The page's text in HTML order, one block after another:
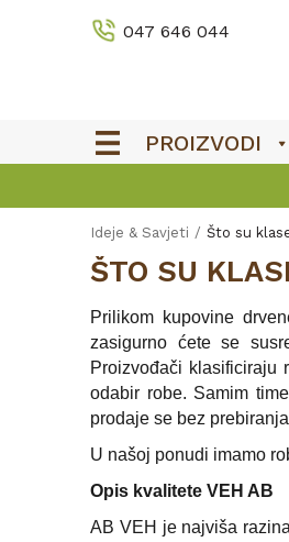
047 646 044
PROIZVODI
Ideje & Savjeti Što su
ŠTO SU
Prilikom kupovine
zasigurno ćete se
Proizvođači klasificiraju
odabir robe. Samim
prodaje se bez
U našoj ponudi imamo
Opis kvalitete VEH AB
AB VEH je najviša